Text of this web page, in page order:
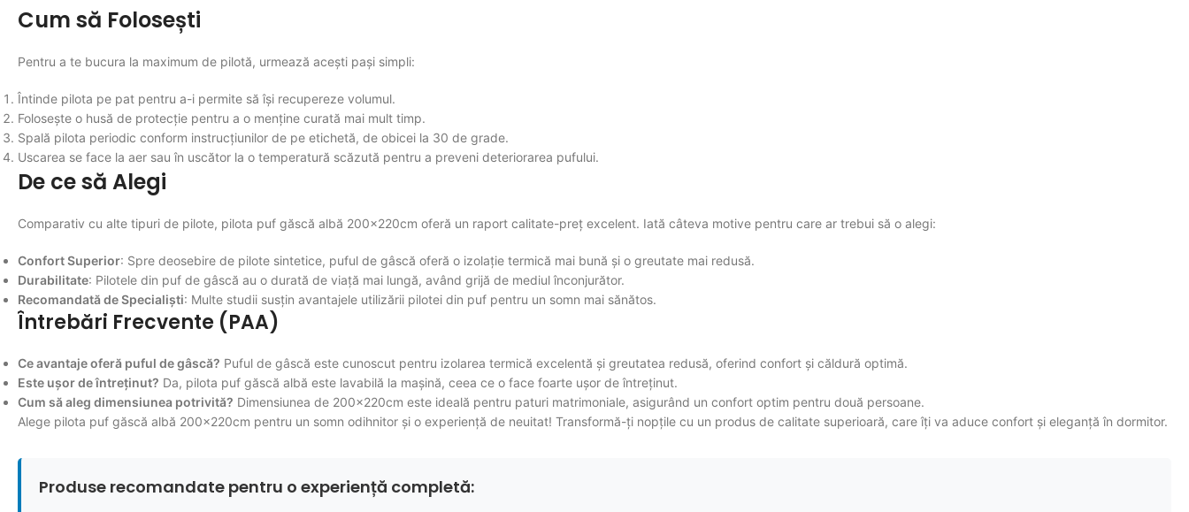
Cum să Folosești
Pentru a te bucura la maximum de pilotă, urmează acești pași simpli:
Întinde pilota pe pat pentru a-i permite să își recupereze volumul.
Folosește o husă de protecție pentru a o menține curată mai mult timp.
Spală pilota periodic conform instrucțiunilor de pe etichetă, de obicei la 30 de grade.
Uscarea se face la aer sau în uscător la o temperatură scăzută pentru a preveni deteriorarea pufului.
De ce să Alegi
Comparativ cu alte tipuri de pilote, pilota puf găscă albă 200x220cm oferă un raport calitate-preț excelent. Iată câteva motive pentru care ar trebui să o alegi:
Confort Superior: Spre deosebire de pilote sintetice, puful de gâscă oferă o izolație termică mai bună și o greutate mai redusă.
Durabilitate: Pilotele din puf de gâscă au o durată de viață mai lungă, având grijă de mediul înconjurător.
Recomandată de Specialiști: Multe studii susțin avantajele utilizării pilotei din puf pentru un somn mai sănătos.
Întrebări Frecvente (PAA)
Ce avantaje oferă puful de gâscă? Puful de gâscă este cunoscut pentru izolarea termică excelentă și greutatea redusă, oferind confort și căldură optimă.
Este ușor de întreținut? Da, pilota puf găscă albă este lavabilă la mașină, ceea ce o face foarte ușor de întreținut.
Cum să aleg dimensiunea potrivită? Dimensiunea de 200x220cm este ideală pentru paturi matrimoniale, asigurând un confort optim pentru două persoane.
Alege pilota puf găscă albă 200x220cm pentru un somn odihnitor și o experiență de neuitat! Transformă-ți nopțile cu un produs de calitate superioară, care îți va aduce confort și eleganță în dormitor.
Produse recomandate pentru o experiență completă: